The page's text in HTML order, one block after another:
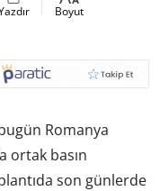
Boyut
Romanya
ortak basın
son günlerde